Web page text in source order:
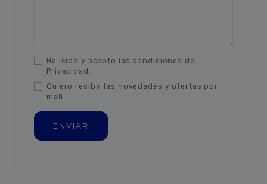
He leído y acepto las condiciones de
Privacidad.
Quiero recibir las novedades y ofertas por
mail